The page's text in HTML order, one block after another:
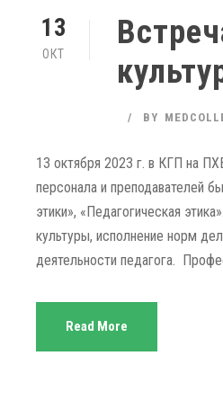
13
ОКТ
BY
13 октября 2023 г. в КГП на
персонала и преподавателей
этики», «Педагогическая
культуры, исполнение норм
деятельности педагога.
Read More